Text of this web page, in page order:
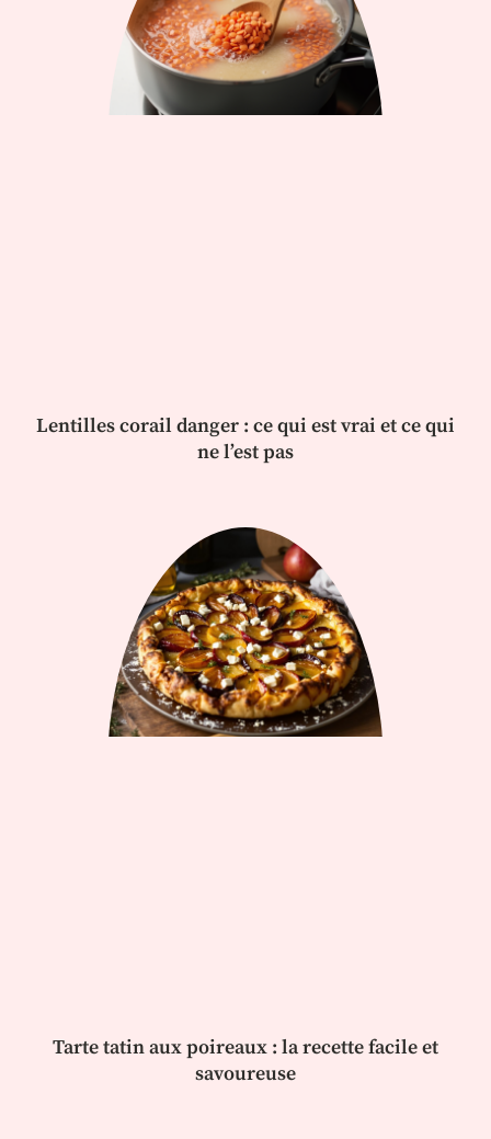
Lentilles corail danger : ce qui est vrai et ce qui
ne l’est pas
Tarte tatin aux poireaux : la recette facile et
savoureuse